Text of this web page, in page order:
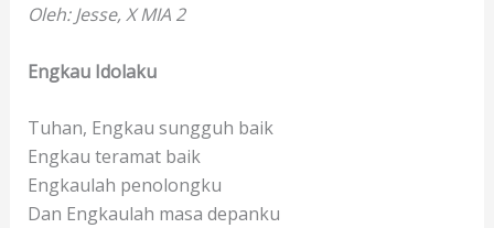
Oleh: Jesse, X MIA 2
Engkau Idolaku
Tuhan, Engkau sungguh baik
Engkau teramat baik
Engkaulah penolongku
Dan Engkaulah masa depanku